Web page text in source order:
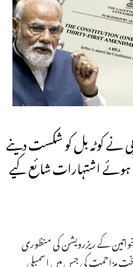
نے کوٹہ بل کو شکست دینے
ہوئے اشتہارات شائع کیے
کے ریزرویشن کی منظوری
مزاحمت کی جس میں اسمبلی